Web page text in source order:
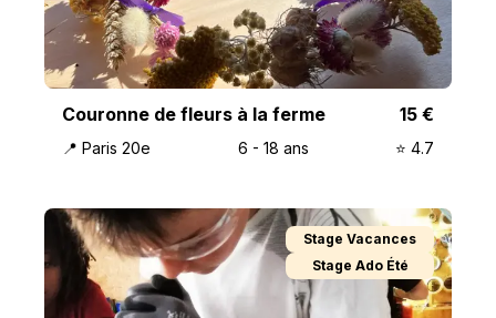
Couronne de fleurs à la ferme 15 €
📍 Paris 20e 6 - 18 ans ⭐️ 4.7
Stage Vacances
Stage Ado Été